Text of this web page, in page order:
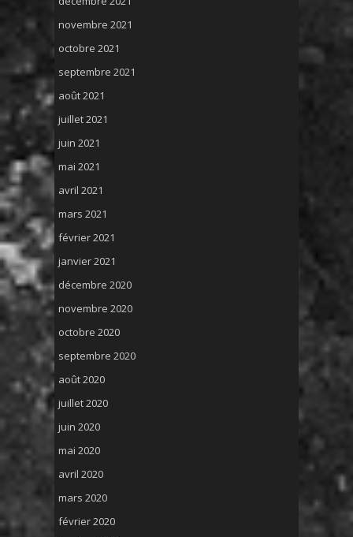
novembre 2021
octobre 2021
septembre 2021
août 2021
juillet 2021
juin 2021
mai 2021
avril 2021
mars 2021
février 2021
janvier 2021
décembre 2020
novembre 2020
octobre 2020
septembre 2020
août 2020
juillet 2020
juin 2020
mai 2020
avril 2020
mars 2020
février 2020